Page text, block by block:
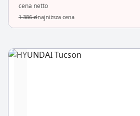
cena netto
1 386 złnajniższa cena